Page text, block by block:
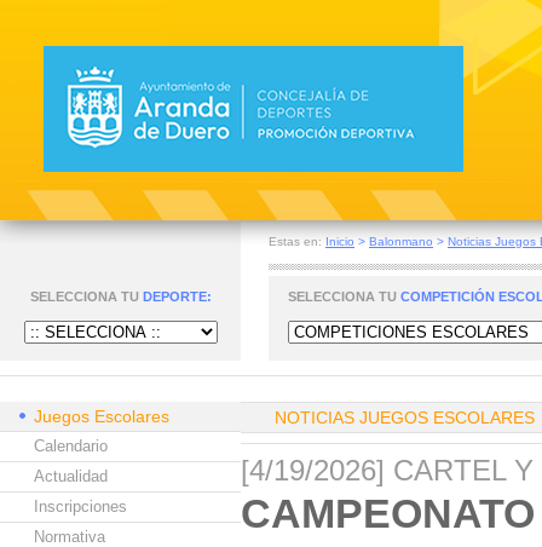
Estas en: Inicio > Balonmano > Noticias Juegos
SELECCIONA TU DEPORTE: SELECCIONA TU COMPETICIÓN
Juegos Escolares
Calendario
Actualidad
Inscripciones
Normativa
NOTICIAS JUEGOS ESCOLARES
[4/19/2026] CARTEL